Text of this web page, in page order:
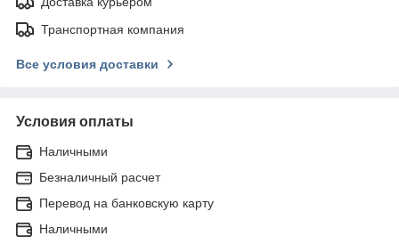
Транспортная компания
Все условия доставки
Условия оплаты
Наличными
Безналичный расчет
Перевод на банковскую карту
Наличными